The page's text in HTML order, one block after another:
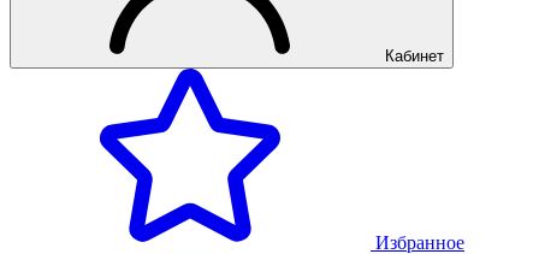
Кабинет
Избранное